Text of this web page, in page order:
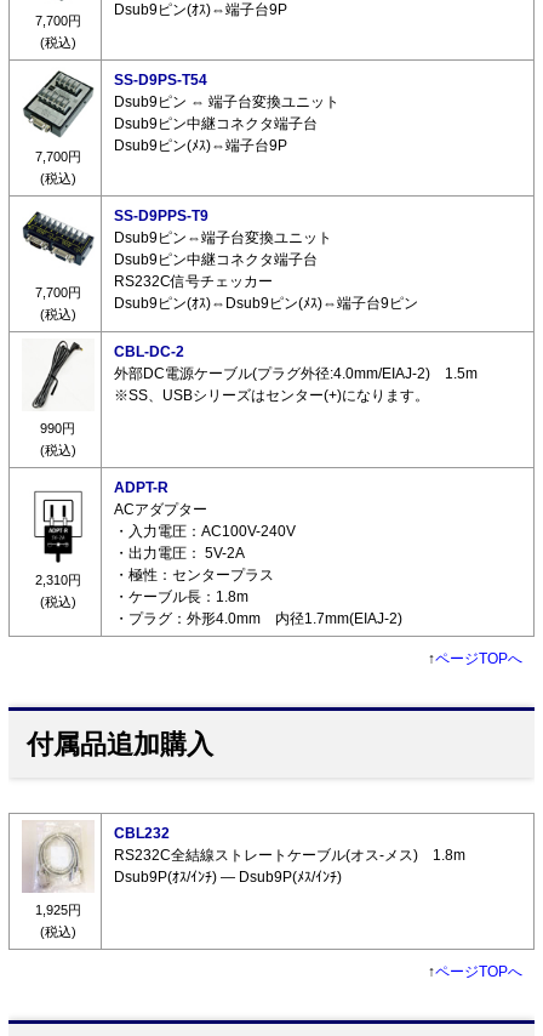
7,700円
(税込)
Dsub9ピン(ｵｽ)⇔端子台9P
7,700円
(税込)
SS-D9PS-T54
Dsub9ピン ⇔ 端子台変換ユニット
Dsub9ピン中継コネクタ端子台
Dsub9ピン(ﾒｽ)⇔端子台9P
7,700円
(税込)
SS-D9PPS-T9
Dsub9ピン⇔端子台変換ユニット
Dsub9ピン中継コネクタ端子台
RS232C信号チェッカー
Dsub9ピン(ｵｽ)⇔Dsub9ピン(ﾒｽ)⇔端子台9ピン
990円
(税込)
CBL-DC-2
外部DC電源ケーブル(プラグ外径:4.0mm/EIAJ-2) 1.5m
※SS、USBシリーズはセンター(+)になります。
2,310円
(税込)
ADPT-R
ACアダプター
・入力電圧：AC100V-240V
・出力電圧： 5V-2A
・極性：センタープラス
・ケーブル長：1.8m
・プラグ：外形4.0mm 内径1.7mm(EIAJ-2)
↑ページTOPへ
付属品追加購入
1,925円
(税込)
CBL232
RS232C全結線ストレートケーブル(オス-メス) 1.8m
Dsub9P(ｵｽ/ｲﾝﾁ) ― Dsub9P(ﾒｽ/ｲﾝﾁ)
↑ページTOPへ